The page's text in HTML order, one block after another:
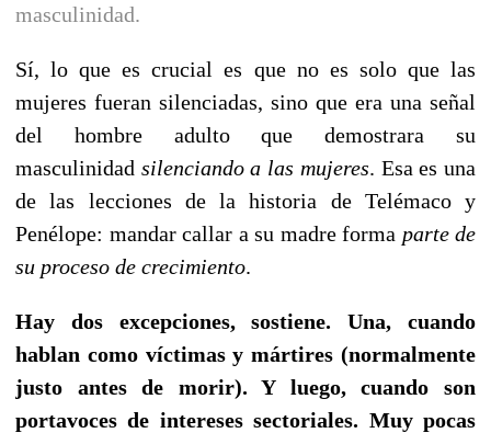
masculinidad.
Sí, lo que es crucial es que no es solo que las
mujeres fueran silenciadas, sino que era una señal
del hombre adulto que demostrara su
masculinidad silenciando a las mujeres. Esa es una
de las lecciones de la historia de Telémaco y
Penélope: mandar callar a su madre forma parte de
su proceso de crecimiento.
Hay dos excepciones, sostiene. Una, cuando
hablan como víctimas y mártires (normalmente
justo antes de morir). Y luego, cuando son
portavoces de intereses sectoriales. Muy pocas